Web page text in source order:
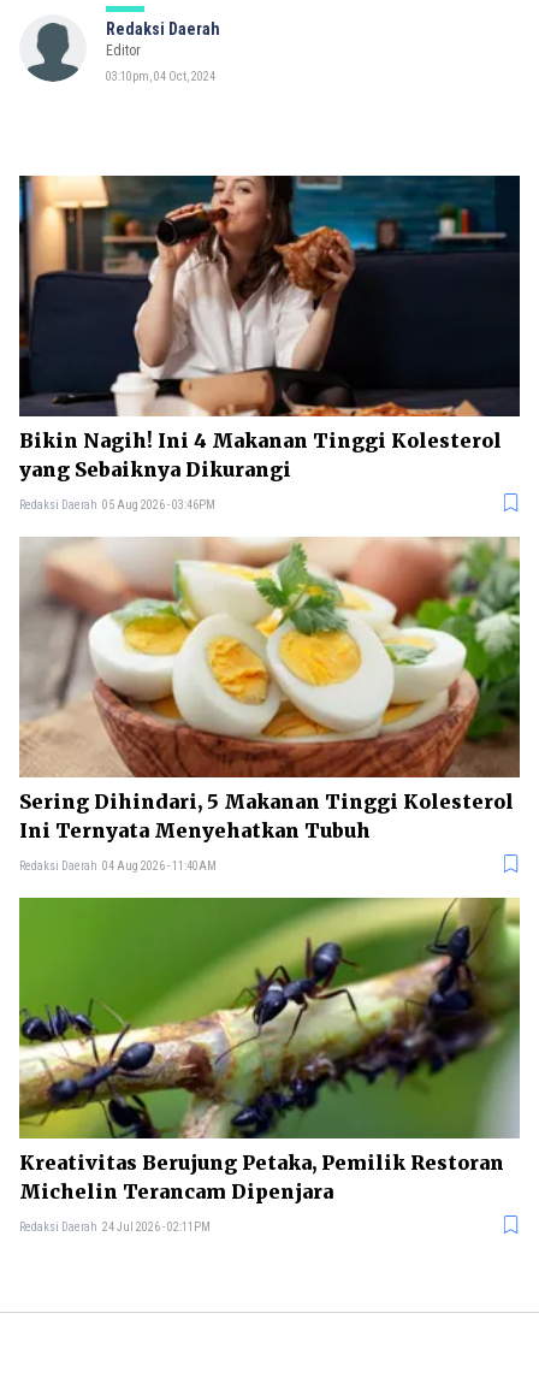
Redaksi Daerah
Editor
03:10pm, 04 Oct, 2024
Bikin Nagih! Ini 4 Makanan Tinggi Kolesterol
yang Sebaiknya Dikurangi
Redaksi Daerah 05 Aug 2026 - 03:46PM
Sering Dihindari, 5 Makanan Tinggi Kolesterol
Ini Ternyata Menyehatkan Tubuh
Redaksi Daerah 04 Aug 2026 - 11:40AM
Kreativitas Berujung Petaka, Pemilik Restoran
Michelin Terancam Dipenjara
Redaksi Daerah 24 Jul 2026 - 02:11PM